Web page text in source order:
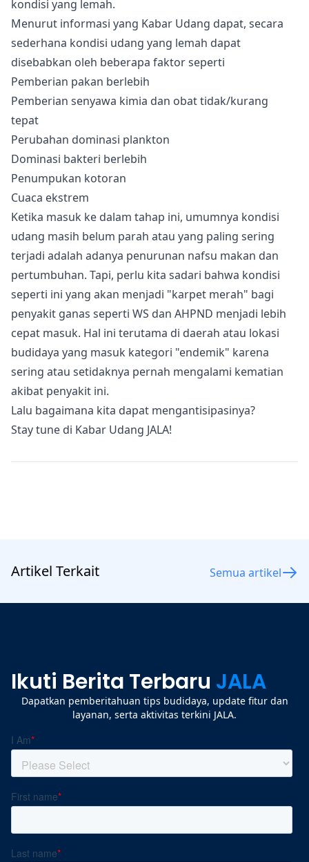
kondisi yang lemah.
Menurut informasi yang Kabar Udang dapat, secara
sederhana kondisi udang yang lemah dapat
disebabkan oleh beberapa faktor seperti
Pemberian pakan berlebih
Pemberian senyawa kimia dan obat tidak/kurang
tepat
Perubahan dominasi plankton
Dominasi bakteri berlebih
Penumpukan kotoran
Cuaca ekstrem
Ketika masuk ke dalam tahap ini, umumnya kondisi
udang masih belum parah atau yang paling sering
terjadi adalah adanya penurunan nafsu makan dan
pertumbuhan. Tapi, perlu kita sadari bahwa kondisi
seperti ini yang akan menjadi "karpet merah" bagi
penyakit ganas seperti WS dan AHPND menjadi lebih
cepat masuk. Hal ini terutama di daerah atau lokasi
budidaya yang masuk kategori "endemik" karena
sering atau setidaknya pernah mengalami kematian
akibat penyakit ini.
Lalu bagaimana kita dapat mengantisipasinya?
Stay tune di Kabar Udang JALA!
Artikel Terkait Semua artikel
Ikuti Berita Terbaru JALA
Dapatkan pemberitahuan tips budidaya, update fitur dan
layanan, serta aktivitas terkini JALA.